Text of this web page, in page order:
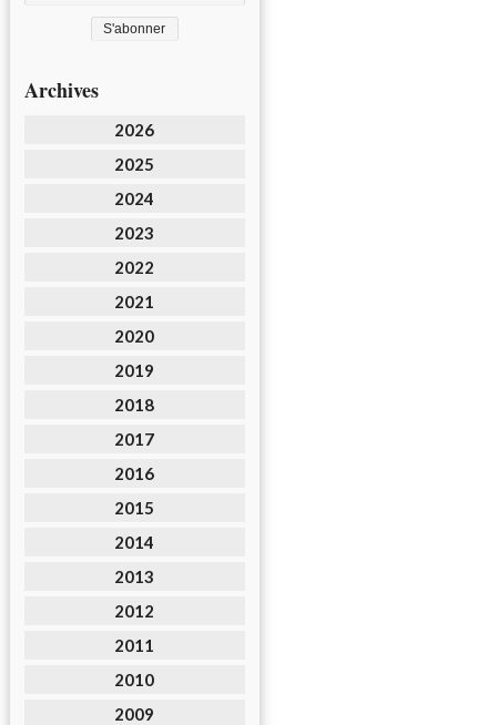
Archives
2026
2025
2024
2023
2022
2021
2020
2019
2018
2017
2016
2015
2014
2013
2012
2011
2010
2009